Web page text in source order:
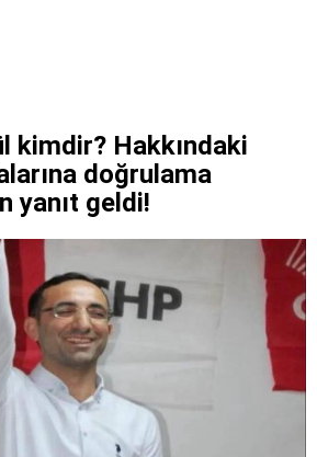
kimdir? Hakkındaki
doğrulama
yanıt geldi!